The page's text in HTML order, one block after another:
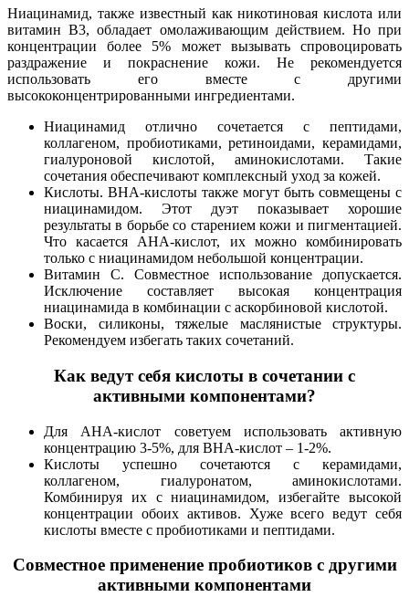
Ниацинамид, также известный как никотиновая кислота или
витамин В3, обладает омолаживающим действием. Но при
концентрации более 5% может вызывать спровоцировать
раздражение и покраснение кожи. Не рекомендуется
использовать его вместе с другими
высококонцентрированными ингредиентами.
Ниацинамид отлично сочетается с пептидами,
коллагеном, пробиотиками, ретиноидами, керамидами,
гиалуроновой кислотой, аминокислотами. Такие
сочетания обеспечивают комплексный уход за кожей.
Кислоты. BHA-кислоты также могут быть совмещены с
ниацинамидом. Этот дуэт показывает хорошие
результаты в борьбе со старением кожи и пигментацией.
Что касается АНА-кислот, их можно комбинировать
только с ниацинамидом небольшой концентрации.
Витамин С. Совместное использование допускается.
Исключение составляет высокая концентрация
ниацинамида в комбинации с аскорбиновой кислотой.
Воски, силиконы, тяжелые маслянистые структуры.
Рекомендуем избегать таких сочетаний.
Как ведут себя кислоты в сочетании с
активными компонентами?
Для АНА-кислот советуем использовать активную
концентрацию 3-5%, для BHA-кислот – 1-2%.
Кислоты успешно сочетаются с керамидами,
коллагеном, гиалуронатом, аминокислотами.
Комбинируя их с ниацинамидом, избегайте высокой
концентрации обоих активов. Хуже всего ведут себя
кислоты вместе с пробиотиками и пептидами.
Совместное применение пробиотиков с другими
активными компонентами